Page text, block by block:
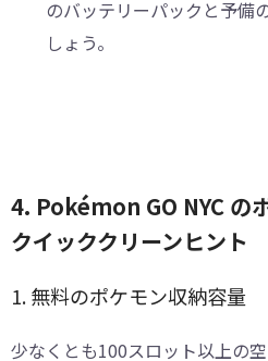
のバッテリーパックと予備
しょう。
4. Pokémon GO NYC の
クイッククリーンヒント
1. 無料のポケモン収納容量
少なくとも100スロット以上の